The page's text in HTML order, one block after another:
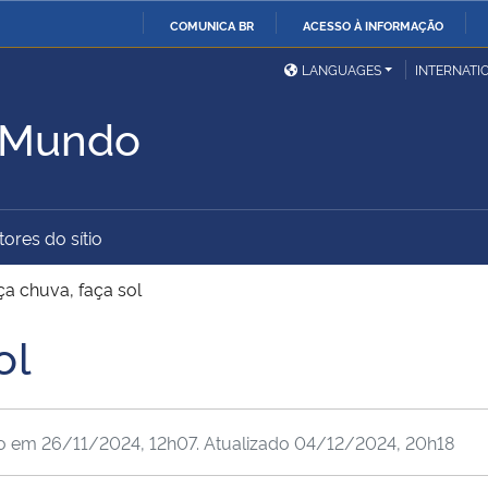
COMUNICA BR ACESSO À INFORMAÇÃO
Ministério da Defesa
Ministério das Relações
Exteriores
Ministério da Cidadania
Ministério do
Desenvolvimento Regional
LANGUAGES
do sítio
chuva, faça sol
em 26/11/2024, 12h07. Atualizado 04/12/2024, 20h18